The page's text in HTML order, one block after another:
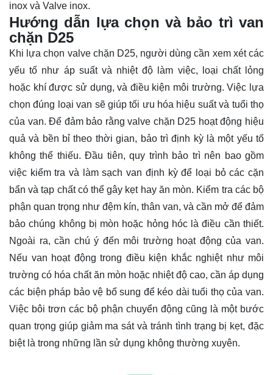
inox và Valve inox.
Hướng dẫn lựa chọn và bảo trì van
chặn D25
Khi lựa chọn valve chặn D25, người dùng cần xem xét các
yếu tố như áp suất và nhiệt độ làm việc, loại chất lỏng
hoặc khí được sử dụng, và điều kiện môi trường. Việc lựa
chọn đúng loại van sẽ giúp tối ưu hóa hiệu suất và tuổi thọ
của van. Để đảm bảo rằng valve chặn D25 hoạt động hiệu
quả và bền bỉ theo thời gian, bảo trì định kỳ là một yếu tố
không thể thiếu. Đầu tiên, quy trình bảo trì nên bao gồm
việc kiểm tra và làm sạch van định kỳ để loại bỏ các cặn
bẩn và tạp chất có thể gây kẹt hay ăn mòn. Kiểm tra các bộ
phận quan trọng như đệm kín, thân van, và cần mở để đảm
bảo chúng không bị mòn hoặc hỏng hóc là điều cần thiết.
Ngoài ra, cần chú ý đến môi trường hoạt động của van.
Nếu van hoạt động trong điều kiện khắc nghiệt như môi
trường có hóa chất ăn mòn hoặc nhiệt độ cao, cần áp dụng
các biện pháp bảo vệ bổ sung để kéo dài tuổi thọ của van.
Việc bôi trơn các bộ phận chuyển động cũng là một bước
quan trọng giúp giảm ma sát và tránh tình trạng bị kẹt, đặc
biệt là trong những lần sử dụng không thường xuyên.